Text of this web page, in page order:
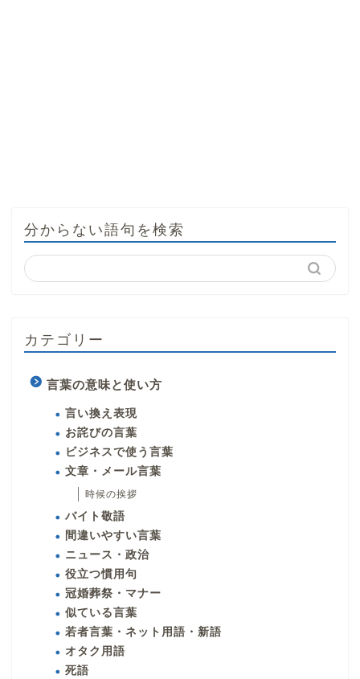
分からない語句を検索
カテゴリー
言葉の意味と使い方
言い換え表現
お詫びの言葉
ビジネスで使う言葉
文章・メール言葉
時候の挨拶
バイト敬語
間違いやすい言葉
ニュース・政治
役立つ慣用句
冠婚葬祭・マナー
似ている言葉
若者言葉・ネット用語・新語
オタク用語
死語